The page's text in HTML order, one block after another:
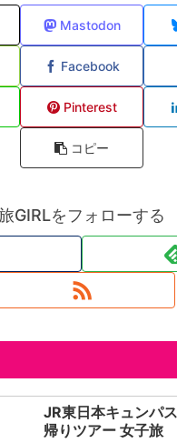
Mastodon
Facebook
Pinterest
コピー
GIRLをフォローする
JR東日本キュンパ
帰りツアー 女子旅